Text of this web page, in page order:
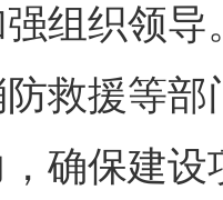
织领导
救援等
确保建设